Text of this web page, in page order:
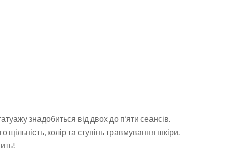
знадобиться від двох до п’яти сеансів.
колір та ступінь травмування шкіри.